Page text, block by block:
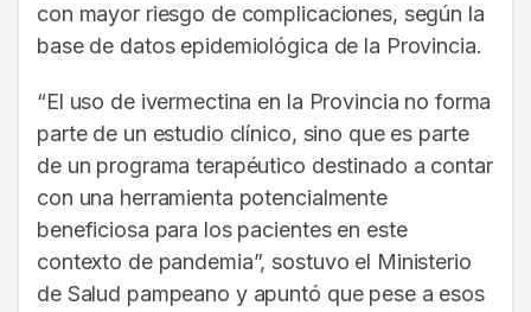
con mayor riesgo de complicaciones, según la
base de datos epidemiológica de la Provincia.
“El uso de ivermectina en la Provincia no forma
parte de un estudio clínico, sino que es parte
de un programa terapéutico destinado a contar
con una herramienta potencialmente
beneficiosa para los pacientes en este
contexto de pandemia”, sostuvo el Ministerio
de Salud pampeano y apuntó que pese a esos